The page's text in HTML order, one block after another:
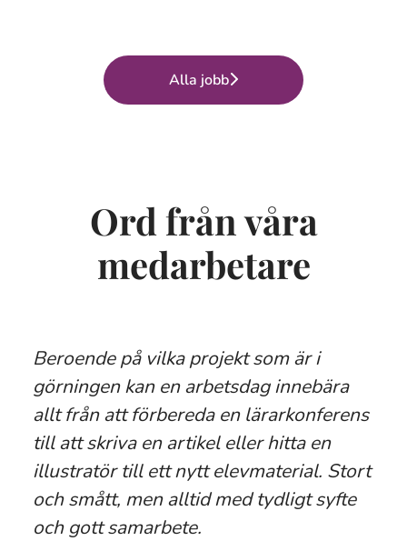
Alla jobb
Ord från våra
medarbetare
Beroende på vilka projekt som är i
görningen kan en arbetsdag innebära
allt från att förbereda en lärarkonferens
till att skriva en artikel eller hitta en
illustratör till ett nytt elevmaterial. Stort
och smått, men alltid med tydligt syfte
och gott samarbete.